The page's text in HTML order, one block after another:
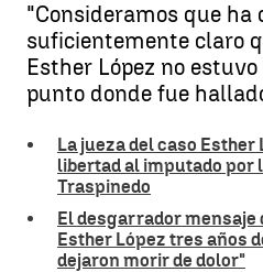
"Consideramos que ha
suficientemente claro
Esther López no
punto donde fue
La jueza del caso
libertad al imputado por
Traspinedo
El desgarrador mensaje
Esther López tres años
dejaron morir de dolor"